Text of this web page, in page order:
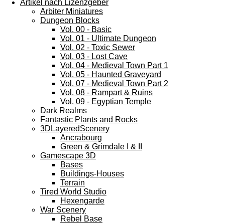
Artikel nach Lizenzgeber
Arbiter Miniatures
Dungeon Blocks
Vol. 00 - Basic
Vol. 01 - Ultimate Dungeon
Vol. 02 - Toxic Sewer
Vol. 03 - Lost Cave
Vol. 04 - Medieval Town Part 1
Vol. 05 - Haunted Graveyard
Vol. 07 - Medieval Town Part 2
Vol. 08 - Rampart & Ruins
Vol. 09 - Egyptian Temple
Dark Realms
Fantastic Plants and Rocks
3DLayeredScenery
Ancrabourg
Green & Grimdale I & II
Gamescape 3D
Bases
Buildings-Houses
Terrain
Tired World Studio
Hexengarde
War Scenery
Rebel Base